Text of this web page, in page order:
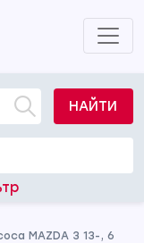
НАЙТИ
MAZDA 3 13-, 6